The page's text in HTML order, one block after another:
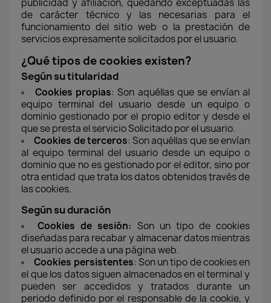
publicidad y afiliación, quedando exceptuadas las
de carácter técnico y las necesarias para el
funcionamiento del sitio web o la prestación de
servicios expresamente solicitados por el usuario.
¿Qué tipos de cookies existen?
Según su titularidad
Cookies propias: Son aquéllas que se envían al
equipo terminal del usuario desde un equipo o
dominio gestionado por el propio editor y desde el
que se presta el servicio Solicitado por el usuario.
Cookies de terceros: Son aquéllas que se envían
al equipo terminal del usuario desde un equipo o
dominio que no es gestionado por el editor, sino por
otra entidad que trata los datos obtenidos través de
las cookies.
Según su duración
Cookies de sesión: Son un tipo de cookies
diseñadas para recabar y almacenar datos mientras
el usuario accede a una página web.
Cookies persistentes: Son un tipo de cookies en
el que los datos siguen almacenados en el terminal y
pueden ser accedidos y tratados durante un
periodo definido por el responsable de la cookie, y